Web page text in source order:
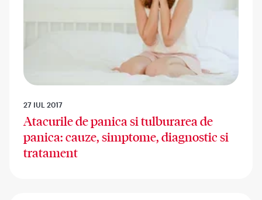
27 IUL 2017
Atacurile de panica si tulburarea de
panica: cauze, simptome, diagnostic si
tratament